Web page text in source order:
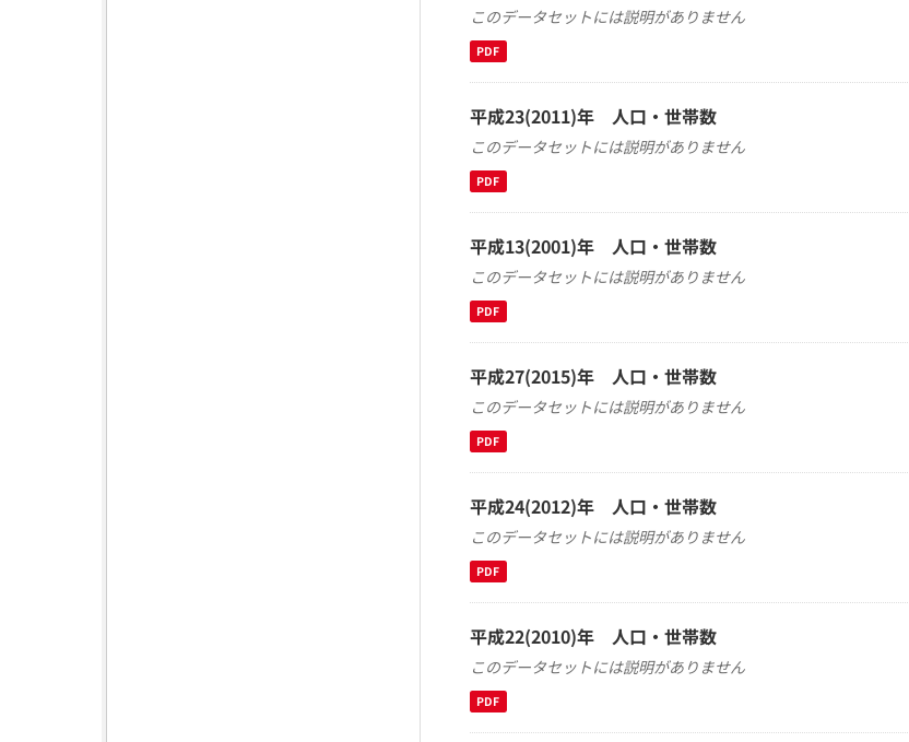
このデータセットには説明がありません
PDF
平成23(2011)年 人口・世帯数
このデータセットには説明がありません
PDF
平成13(2001)年 人口・世帯数
このデータセットには説明がありません
PDF
平成27(2015)年 人口・世帯数
このデータセットには説明がありません
PDF
平成24(2012)年 人口・世帯数
このデータセットには説明がありません
PDF
平成22(2010)年 人口・世帯数
このデータセットには説明がありません
PDF